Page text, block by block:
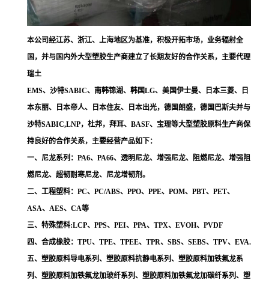
本公司经江苏、浙江、上海地区为基准，积极开拓市场，业务辐射全
国，并与国内外大型塑胶生产商建立了长期友好的合作关系，主要代理
瑞土
EMS、沙特SABIC、南韩锦湖、韩国LG、美国伊士曼、日本三菱、日
本东丽、日本帝人、日本住友、日本出光，德国朗盛，德国巴斯夫并与
沙特SABIC,LNP，杜邦，拜耳、BASF、宝理等大型塑胶原料生产商保
持良好的合作关系，主要经营产品如下：
一、尼龙系列：PA6、PA66、透明尼龙、增强尼龙、阻燃尼龙、增强阻
燃尼龙、超韧耐寒尼龙、尼龙增韧剂。
二、工程塑料：PC、PC/ABS、PPO、PPE、POM、PBT、PET、
ASA、AES、CA等
三、特殊塑料:LCP、PPS、PEI、PPA、TPX、EVOH、PVDF
四、合成橡胶：TPU、TPE、TPEE、TPR、SBS、SEBS、TPV、EVA.
五、塑胶原料导电系列、塑胶原料抗静电系列、塑胶原料加铁氟龙系
列、塑胶原料加铁氟龙加玻纤系列、塑胶原料加铁氟龙加碳纤系列、塑